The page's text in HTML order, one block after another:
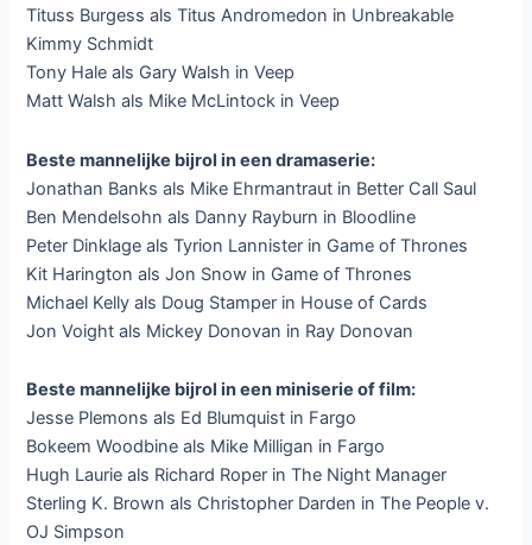
Tituss Burgess als Titus Andromedon in Unbreakable
Kimmy Schmidt
Tony Hale als Gary Walsh in Veep
Matt Walsh als Mike McLintock in Veep
Beste mannelijke bijrol in een dramaserie:
Jonathan Banks als Mike Ehrmantraut in Better Call Saul
Ben Mendelsohn als Danny Rayburn in Bloodline
Peter Dinklage als Tyrion Lannister in Game of Thrones
Kit Harington als Jon Snow in Game of Thrones
Michael Kelly als Doug Stamper in House of Cards
Jon Voight als Mickey Donovan in Ray Donovan
Beste mannelijke bijrol in een miniserie of film:
Jesse Plemons als Ed Blumquist in Fargo
Bokeem Woodbine als Mike Milligan in Fargo
Hugh Laurie als Richard Roper in The Night Manager
Sterling K. Brown als Christopher Darden in The People v.
OJ Simpson